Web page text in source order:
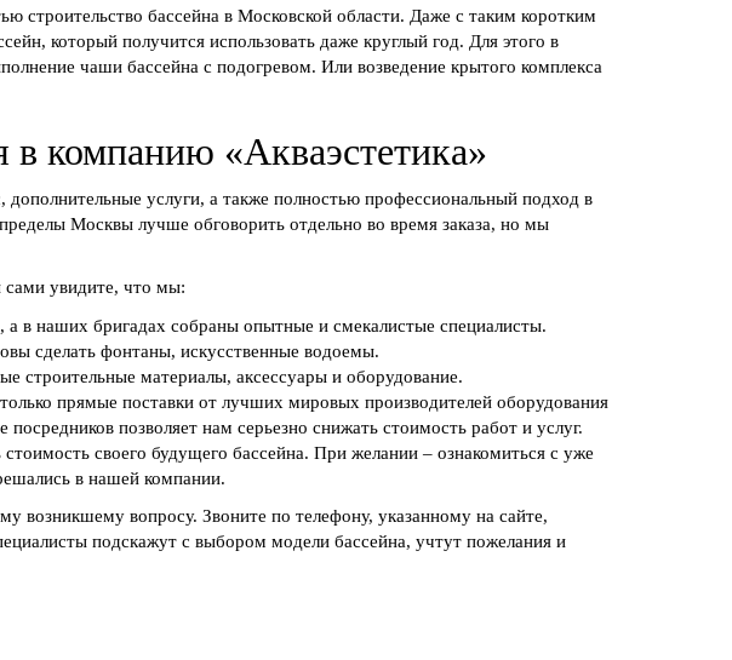
строительство бассейна в Московской области. Даже с таким коротким
который получится использовать даже круглый год. Для этого в
чаши бассейна с подогревом. Или возведение крытого комплекса
в компанию «Акваэстетика»
услуги, а также полностью профессиональный подход в
Москвы лучше обговорить отдельно во время заказа, но мы
сами увидите, что мы:
в наших бригадах собраны опытные и смекалистые специалисты.
сделать фонтаны, искусственные водоемы.
строительные материалы, аксессуары и оборудование.
прямые поставки от лучших мировых производителей оборудования
позволяет нам серьезно снижать стоимость работ и услуг.
своего будущего бассейна. При желании – ознакомиться с уже
в нашей компании.
возникшему вопросу. Звоните по телефону, указанному на сайте,
подскажут с выбором модели бассейна, учтут пожелания и